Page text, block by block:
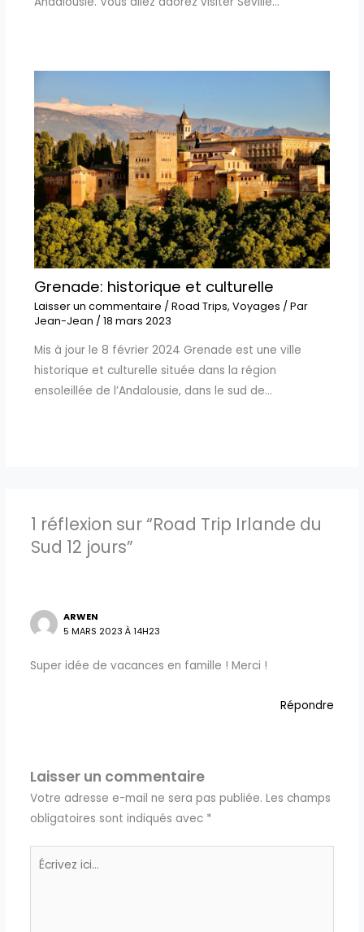
Grenade: historique et culturelle
Laisser un commentaire / Road Trips, Voyages / Par
Jean-Jean / 18 mars 2023
Mis à jour le 8 février 2024 Grenade est une ville
historique et culturelle située dans la région
ensoleillée de l’Andalousie, dans le sud de…
1 réflexion sur “Road Trip Irlande du
Sud 12 jours”
ARWEN
5 MARS 2023 À 14H23
Super idée de vacances en famille ! Merci !
Répondre
Laisser un commentaire
Votre adresse e-mail ne sera pas publiée. Les champs
obligatoires sont indiqués avec *
Écrivez